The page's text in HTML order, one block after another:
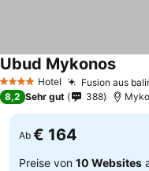
4 Sterne Hotel Fusion aus
Ubud Mykonos
8,2 Sehr gut 388
Ab € 164
Preise von 10 Websites